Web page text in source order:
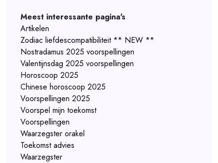
Meest interessante pagina's
Artikelen
Zodiac liefdescompatibiliteit ** NEW **
Nostradamus 2025 voorspellingen
Valentijnsdag 2025 voorspellingen
Horoscoop 2025
Chinese horoscoop 2025
Voorspellingen 2025
Voorspel mijn toekomst
Voorspellingen
Waarzegster orakel
Toekomst advies
Waarzegster